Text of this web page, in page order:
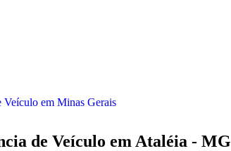
Veículo em Minas Gerais
de Veículo em Ataléia - MG